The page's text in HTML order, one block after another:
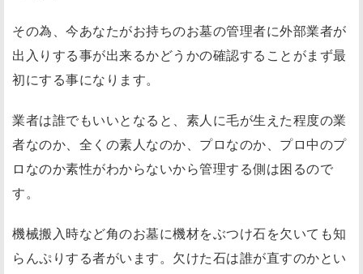
その為、今あなたがお持ちのお墓の管理者に外部業者が
出入りする事が出来るかどうかの確認することがまず最
初にする事になります。
業者は誰でもいいとなると、素人に毛が生えた程度の業
者なのか、全くの素人なのか、プロなのか、プロ中のプ
ロなのか素性がわからないから管理する側は困るので
す。
機械搬入時など角のお墓に機材をぶつけ石を欠いても知
らんぷりする者がいます。欠けた石は誰が直すのかとい